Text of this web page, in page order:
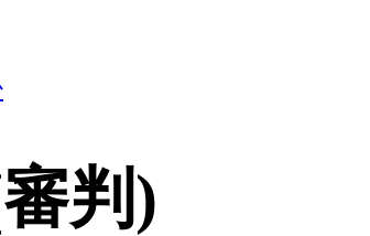
判)